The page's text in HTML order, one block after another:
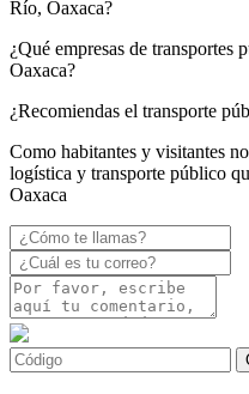
Río, Oaxaca?
¿Qué empresas de
Oaxaca?
¿Recomiendas el transporte
Como habitantes y visitantes
logística y transporte público
Oaxaca